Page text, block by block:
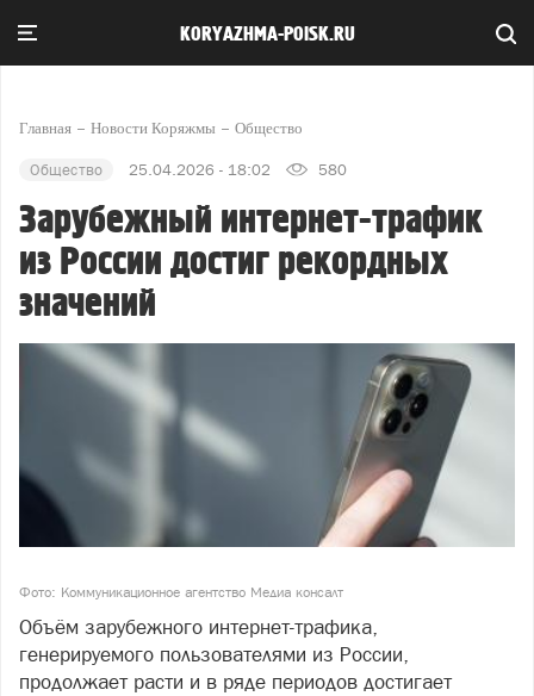
KORYAZHMA-POISK.RU
Главная Новости Коряжмы Общество
Общество 25.04.2026 - 18:02 580
Зарубежный интернет-трафик
из России достиг рекордных
значений
Фото: Коммуникационное агентство Медиа консалт
Объём зарубежного интернет-трафика,
генерируемого пользователями из России,
продолжает расти и в ряде периодов достигает